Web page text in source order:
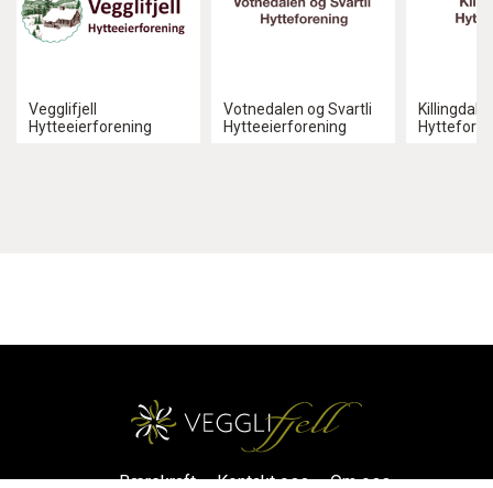
Vegglifjell
Hytteeierforening
Votnedalen og Svartli
Hytteeierforening
Bærekraft Kontakt oss Om oss